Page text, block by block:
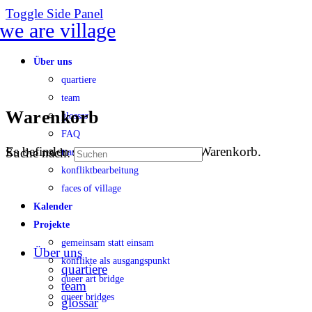
Toggle Side Panel
Über uns
quartiere
team
glossar
FAQ
transparenz
konfliktbearbeitung
faces of village
Kalender
Projekte
gemeinsam statt einsam
konflikte als ausgangspunkt
queer art bridge
queer bridges
Warenkorb
Es befinden sich keine Produkte im Warenkorb.
Suche nach:
Über uns
quartiere
team
glossar